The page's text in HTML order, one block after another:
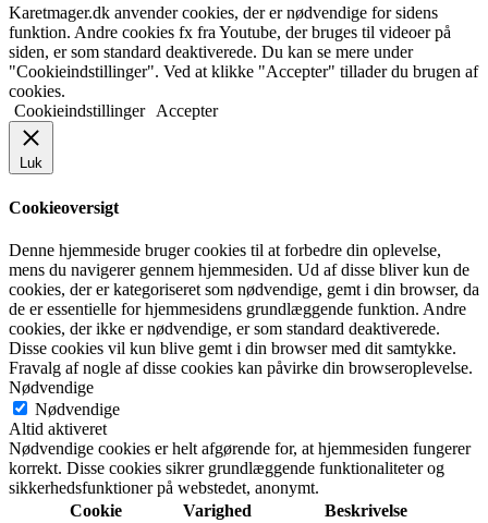
Karetmager.dk anvender cookies, der er nødvendige for sidens
funktion. Andre cookies fx fra Youtube, der bruges til videoer på
siden, er som standard deaktiverede. Du kan se mere under
"Cookieindstillinger". Ved at klikke "Accepter" tillader du brugen af
cookies.
Cookieindstillinger Accepter
Luk
Cookieoversigt
Denne hjemmeside bruger cookies til at forbedre din oplevelse,
mens du navigerer gennem hjemmesiden. Ud af disse bliver kun de
cookies, der er kategoriseret som nødvendige, gemt i din browser, da
de er essentielle for hjemmesidens grundlæggende funktion. Andre
cookies, der ikke er nødvendige, er som standard deaktiverede.
Disse cookies vil kun blive gemt i din browser med dit samtykke.
Fravalg af nogle af disse cookies kan påvirke din browseroplevelse.
Nødvendige
Nødvendige
Altid aktiveret
Nødvendige cookies er helt afgørende for, at hjemmesiden fungerer
korrekt. Disse cookies sikrer grundlæggende funktionaliteter og
sikkerhedsfunktioner på webstedet, anonymt.
Cookie
Varighed Beskrivelse